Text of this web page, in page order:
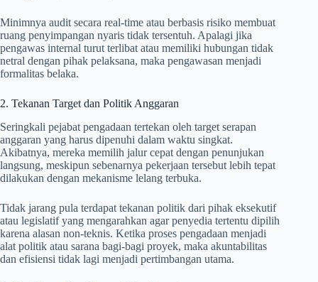
Minimnya audit secara real-time atau berbasis risiko membuat
ruang penyimpangan nyaris tidak tersentuh. Apalagi jika
pengawas internal turut terlibat atau memiliki hubungan tidak
netral dengan pihak pelaksana, maka pengawasan menjadi
formalitas belaka.
2. Tekanan Target dan Politik Anggaran
Seringkali pejabat pengadaan tertekan oleh target serapan
anggaran yang harus dipenuhi dalam waktu singkat.
Akibatnya, mereka memilih jalur cepat dengan penunjukan
langsung, meskipun sebenarnya pekerjaan tersebut lebih tepat
dilakukan dengan mekanisme lelang terbuka.
Tidak jarang pula terdapat tekanan politik dari pihak eksekutif
atau legislatif yang mengarahkan agar penyedia tertentu dipilih
karena alasan non-teknis. Ketika proses pengadaan menjadi
alat politik atau sarana bagi-bagi proyek, maka akuntabilitas
dan efisiensi tidak lagi menjadi pertimbangan utama.